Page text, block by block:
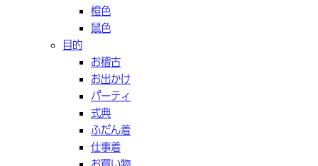
橙色
鼠色
目的
お稽古
お出かけ
パーティ
式典
ふだん着
仕事着